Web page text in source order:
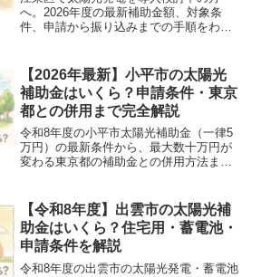
へ。2026年度の最新補助金額、対象条
件、申請から振り込みまでの手順をわか
請」の落とし穴など、損せず確実にもら
うための完全ガイド。見積もり前に業者
へ確認すべき質問リストも公開中！
【2026年最新】小平市の太陽光
補助金はいくら？申請条件・東京
都との併用まで完全解説
令和8年度の小平市太陽光補助金（一律5
万円）の最新条件から、最大数十万円が
変わる東京都の補助金との併用方法まで
イントを分かりやすくまとめました。
【令和8年度】出雲市の太陽光補
助金はいくら？住宅用・蓄電池・
申請条件を解説
令和8年度の出雲市の太陽光発電・蓄電池